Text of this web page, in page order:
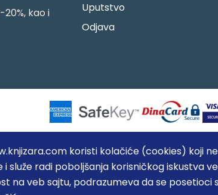
koristi kolačiće (cookies) koji
i služe radi poboljšanja korisničkog iskustva
na veb sajtu, podrazumeva da se posetioci
kao i
Uputstvo
Odjava
PIB: 105184104, MB: 20337524
proizvoda, prikazu slika i samih cena, ali ne